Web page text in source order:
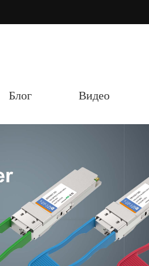
Блог Видео